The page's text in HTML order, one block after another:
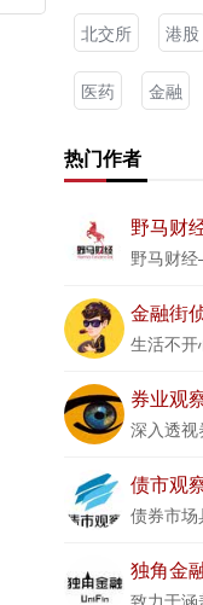
北交所 港股
医药 金融
热门作者
野马财
野马财
金融街
生活不开
券业观
债市观
债券市场
独角金